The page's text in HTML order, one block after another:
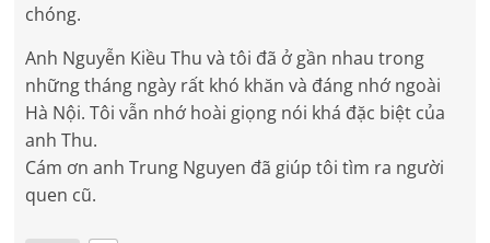
chóng.
Anh Nguyễn Kiều Thu và tôi đã ở gần nhau trong
những tháng ngày rất khó khăn và đáng nhớ ngoài
Hà Nội. Tôi vẫn nhớ hoài giọng nói khá đặc biệt của
anh Thu.
Cám ơn anh Trung Nguyen đã giúp tôi tìm ra người
quen cũ.